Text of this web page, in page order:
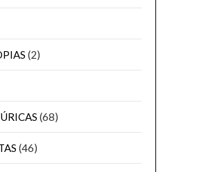
(2)
(68)
(46)